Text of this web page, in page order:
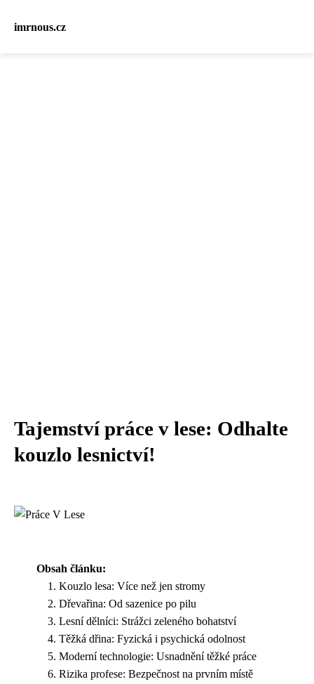
imrnous.cz
Tajemství práce v lese: Odhalte
kouzlo lesnictví!
Obsah článku:
Kouzlo lesa: Více než jen stromy
Dřevařina: Od sazenice po pilu
Lesní dělníci: Strážci zeleného bohatství
Těžká dřina: Fyzická i psychická odolnost
Moderní technologie: Usnadnění těžké práce
Rizika profese: Bezpečnost na prvním místě